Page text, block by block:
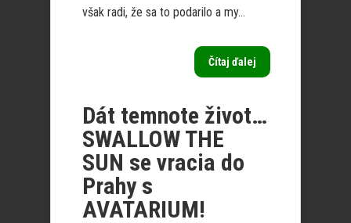
však radi, že sa to podarilo a my...
Čítaj ďalej
Dát temnote život…
SWALLOW THE
SUN se vracia do
Prahy s
AVATARIUM!